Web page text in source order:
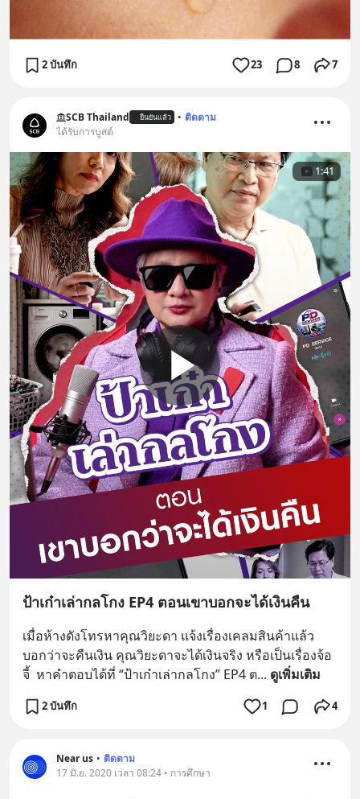
2 บันทึก 23 8 7
SCB Thailand ยืนยันแล้ว • ติดตาม
ได้รับการบูสต์
1:41
ป้าเก๋าเล่ากลโกง EP4 ตอนเขาบอกจะได้เงินคืน
เมื่อห้างดังโทรหาคุณวิยะดา แจ้งเรื่องเคลมสินค้าแล้ว
บอกว่าจะคืนเงิน คุณวิยะดาจะได้เงินจริง หรือเป็นเรื่องจ้อ
จี้  หาคำตอบได้ที่ “ป้าเก๋าเล่ากลโกง” EP4 ต... ดูเพิ่มเติม
2 บันทึก 1 4
Near us • ติดตาม
17 มิ.ย. 2020 เวลา 08:24 • การศึกษา